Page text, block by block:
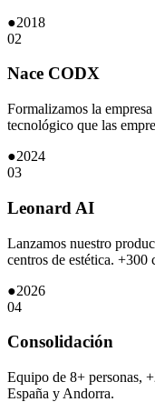
●2018
02
Nace CODX
Formalizamos la
tecnológico que las
●2024
03
Leonard AI
Lanzamos nuestro
centros de estética. +300
●2026
04
Consolidación
Equipo de 8+ personas,
España y Andorra.